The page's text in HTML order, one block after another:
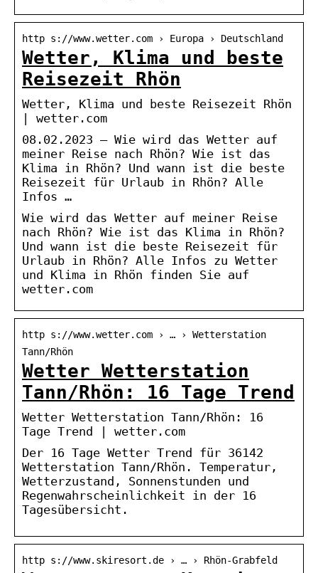
http s://www.wetter.com › Europa › Deutschland
Wetter, Klima und beste
Reisezeit Rhön
Wetter, Klima und beste Reisezeit Rhön
| wetter.com
08.02.2023 — Wie wird das Wetter auf
meiner Reise nach Rhön? Wie ist das
Klima in Rhön? Und wann ist die beste
Reisezeit für Urlaub in Rhön? Alle
Infos …
Wie wird das Wetter auf meiner Reise
nach Rhön? Wie ist das Klima in Rhön?
Und wann ist die beste Reisezeit für
Urlaub in Rhön? Alle Infos zu Wetter
und Klima in Rhön finden Sie auf
wetter.com
http s://www.wetter.com › … › Wetterstation
Tann/Rhön
Wetter Wetterstation
Tann/Rhön: 16 Tage Trend
Wetter Wetterstation Tann/Rhön: 16
Tage Trend | wetter.com
Der 16 Tage Wetter Trend für 36142
Wetterstation Tann/Rhön. Temperatur,
Wetterzustand, Sonnenstunden und
Regenwahrscheinlichkeit in der 16
Tagesübersicht.
http s://www.skiresort.de › … › Rhön-Grabfeld